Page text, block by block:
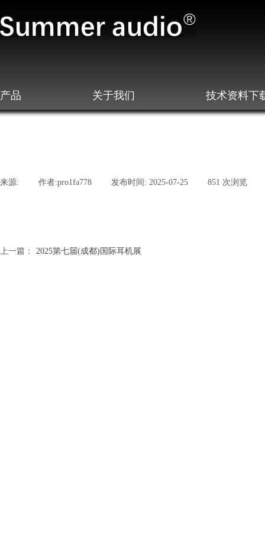
产品 关于我们 技术资料下
来源: 作者:pro1fa778 发布时间: 2025-07-25 851 次浏览
上一篇： 2025第七届(成都)国际耳机展